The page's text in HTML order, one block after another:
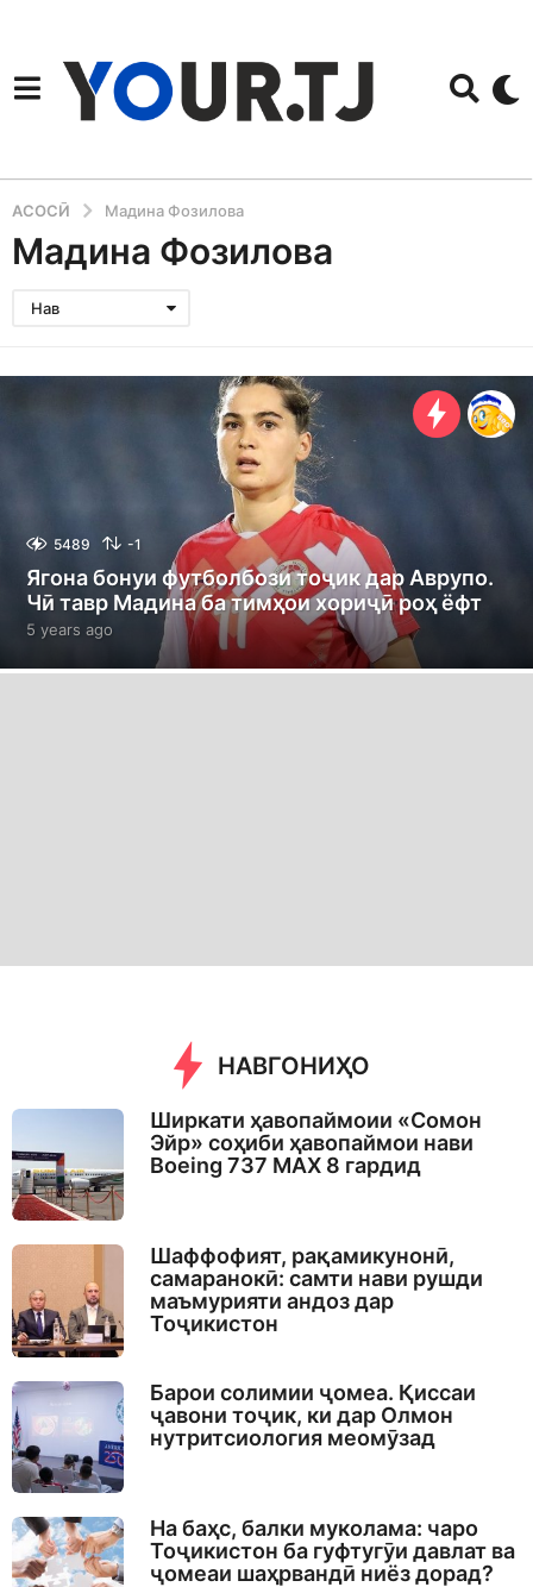
АСОСӢ Мадина Фозилова
Мадина Фозилова
Нав
5489 -1
Ягона бонуи футболбози тоҷик дар Аврупо.
Чӣ тавр Мадина ба тимҳои хориҷӣ роҳ ёфт
5 years ago
e
НАВГОНИҲО
Ширкати ҳавопаймоии «Сомон
Эйр» соҳиби ҳавопаймои нави
Boeing 737 MAX 8 гардид
Шаффофият, рақамикунонӣ,
самаранокӣ: самти нави рушди
маъмурияти андоз дар
Тоҷикистон
Барои солимии ҷомеа. Қиссаи
ҷавони тоҷик, ки дар Олмон
нутритсиология меомӯзад
На баҳс, балки муколама: чаро
Тоҷикистон ба гуфтугӯи давлат ва
ҷомеаи шаҳрвандӣ ниёз дорад?